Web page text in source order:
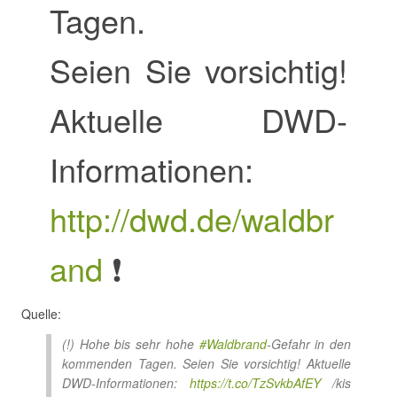
Tagen.
Seien Sie vorsichtig!
Aktuelle DWD-
Informationen:
http://dwd.de/waldbr
and ❗
Quelle:
(!) Hohe bis sehr hohe #Waldbrand-Gefahr in den
kommenden Tagen. Seien Sie vorsichtig! Aktuelle
DWD-Informationen: https://t.co/TzSvkbAfEY/kis